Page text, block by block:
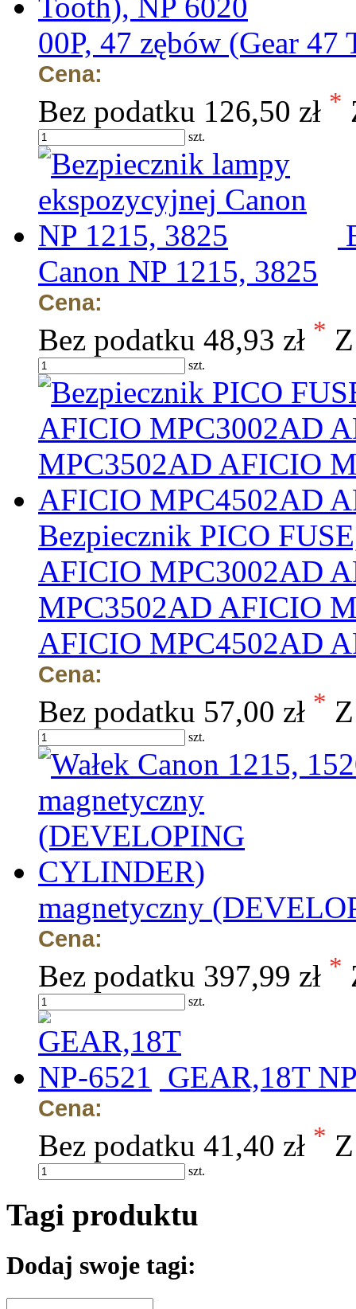
00P, 47 zębów (Gear 47
Cena:
Bez podatku 126,50 zł *
szt.
Canon NP 1215, 3825
Cena:
Bez podatku 48,93 zł *
szt.
Bezpiecznik PICO
AFICIO MPC3002AD
MPC3502AD AFICIO
AFICIO MPC4502AD
Cena:
Bez podatku 57,00 zł *
szt.
magnetyczny
Cena:
Bez podatku 397,99 zł *
szt.
GEAR,18T
Cena:
Bez podatku 41,40 zł *
szt.
Tagi produktu
Dodaj swoje tagi: